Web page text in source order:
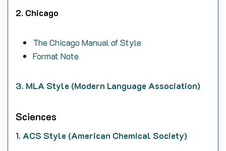
2. Chicago
The Chicago Manual of Style
Format Note
3. MLA Style (Modern Language Association)
Sciences
1. ACS Style (American Chemical Society)